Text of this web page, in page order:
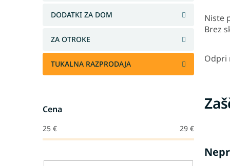
DODATKI ZA DOM
ZA OTROKE
TUKALNA RAZPRODAJA
Cena
25 € 29 €
Niste
Brez
Odpri